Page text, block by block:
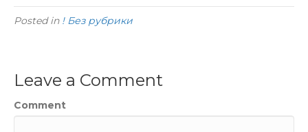
Posted in ! Без рубрики
Leave a Comment
Comment